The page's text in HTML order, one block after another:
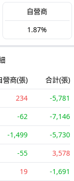
自營商
1.87%
營商(張)
合計(張)
234
-5,781
-62
-7,146
-1,499
-5,730
-55
3,578
19 -1,691